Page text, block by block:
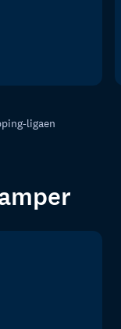
ligaen